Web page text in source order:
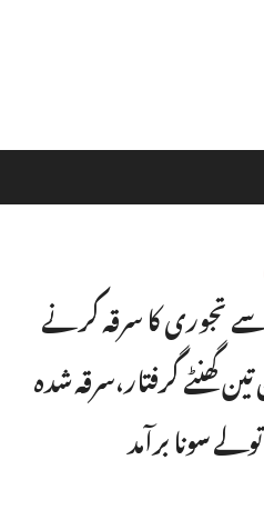
تجوری کا سرقہ کرنے
گھنٹے گرفتار،سرقہ شدہ